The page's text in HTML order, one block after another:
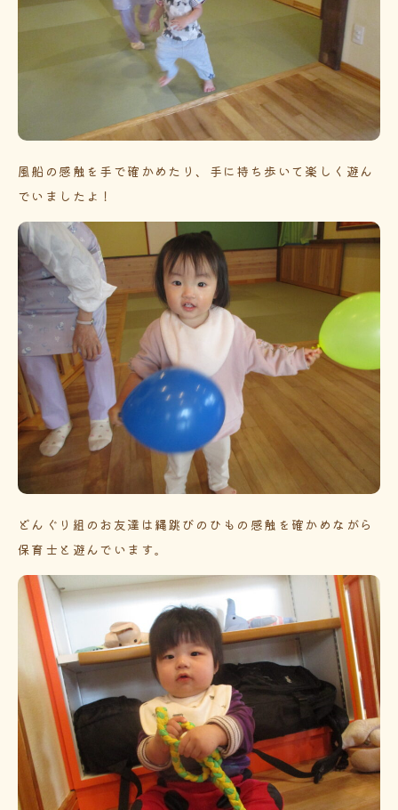
風船の感触を手で確かめたり、手に持ち歩いて楽しく遊ん
でいましたよ！
どんぐり組のお友達は縄跳びのひもの感触を確かめながら
保育士と遊んでいます。